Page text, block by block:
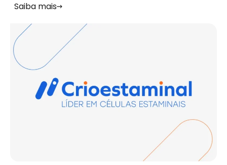
ajudar no tratamento de
problemas associados à
obesidade?
Saiba mais